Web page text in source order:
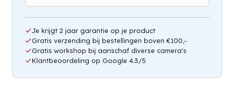
Je krijgt 2 jaar garantie op je product
Gratis verzending bij bestellingen boven €100,-
Gratis workshop bij aanschaf diverse camera's
Klantbeoordeling op Google 4.3/5